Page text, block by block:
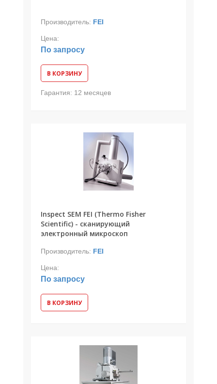
Производитель: FEI
Цена:
По запросу
В КОРЗИНУ
Гарантия: 12 месяцев
Inspect SEM FEI (Thermo Fisher
Scientific) - сканирующий
электронный микроскоп
Производитель: FEI
Цена:
По запросу
В КОРЗИНУ